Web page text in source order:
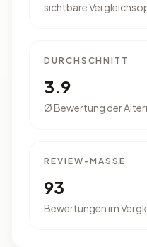
sichtbare
DURCHSCHNITT
3.9
Ø Bewertung der
REVIEW-MASSE
93
Bewertungen im